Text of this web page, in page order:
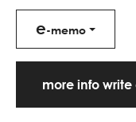
e-memo
more info